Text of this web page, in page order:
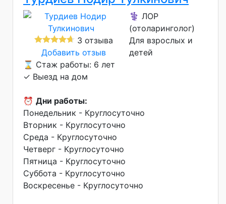
3 отзыва
Добавить отзыв
⚕️ ЛОР
(отоларинголог)
Для взрослых и
детей
⌛ Стаж работы: 6 лет
✓ Выезд на дом
⏰ Дни работы:
Понедельник - Круглосуточно
Вторник - Круглосуточно
Среда - Круглосуточно
Четверг - Круглосуточно
Пятница - Круглосуточно
Суббота - Круглосуточно
Воскресенье - Круглосуточно